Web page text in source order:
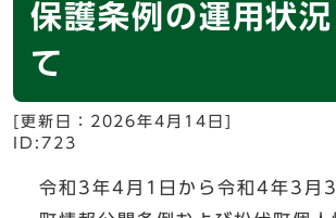
保護条例の運用状
て
[更新日： 2026年4月14日
ID:723
令和3年4月1日から令和4年3月